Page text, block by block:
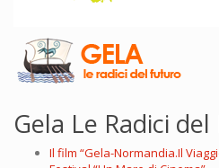
Gela Le Radici
Il film “Gela-Normandia.Il